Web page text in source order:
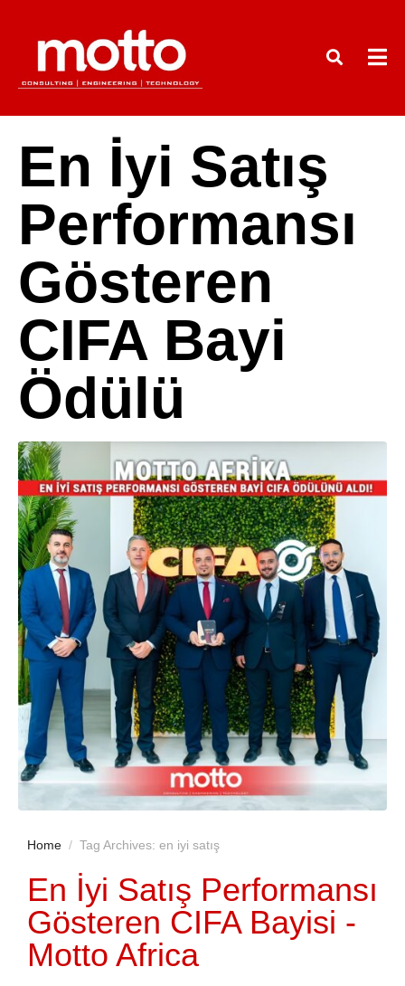
En İyi Satış
Performansı
Gösteren
CIFA Bayi
Ödülü
Home Tag Archives: en iyi satış
En İyi Satış Performansı
Gösteren CIFA Bayisi -
Motto Africa